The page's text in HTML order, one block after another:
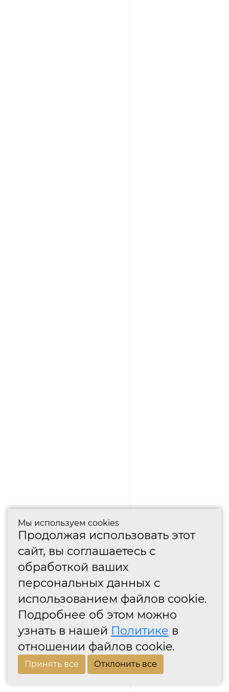
Мы используем cookies
Продолжая использовать этот
сайт, вы соглашаетесь с
обработкой ваших
персональных данных с
использованием файлов cookie.
Подробнее об этом можно
узнать в нашей Политике в
отношении файлов cookie.
Принять все Отклонить все